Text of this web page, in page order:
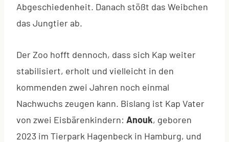
Abgeschiedenheit. Danach stößt das Weibchen
das Jungtier ab.
Der Zoo hofft dennoch, dass sich Kap weiter
stabilisiert, erholt und vielleicht in den
kommenden zwei Jahren noch einmal
Nachwuchs zeugen kann. Bislang ist Kap Vater
von zwei Eisbärenkindern: Anouk, geboren
2023 im Tierpark Hagenbeck in Hamburg, und